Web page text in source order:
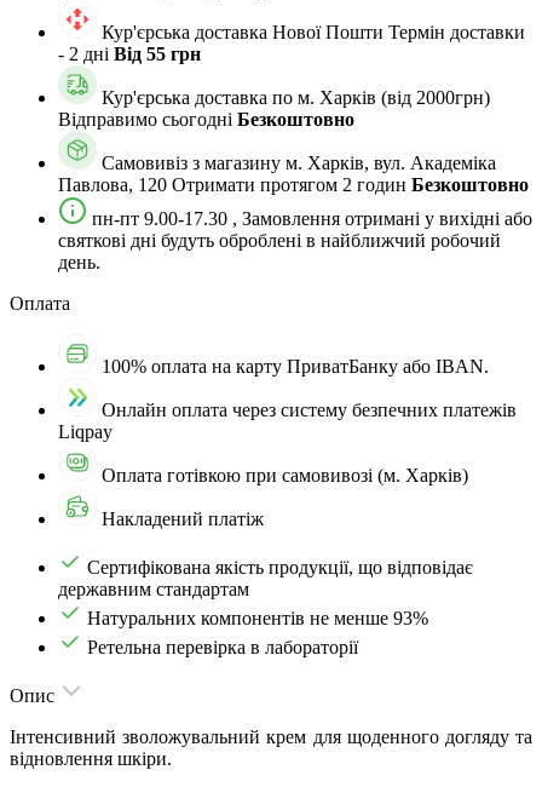
Кур'єрська доставка Нової Пошти Термін доставки
- 2 дні Від 55 грн
Кур'єрська доставка по м. Харкiв (від 2000грн)
Відправимо сьогодні Безкоштовно
Самовивіз з магазину м. Харків, вул. Академіка
Павлова, 120 Отримати протягом 2 годин Безкоштовно
пн-пт 9.00-17.30 , Замовлення отримані у вихідні або
святкові дні будуть оброблені в найближчий робочий
день.
Оплата
100% оплата на карту ПриватБанку або IBAN.
Онлайн оплата через систему безпечних платежів
Liqpay
Оплата готівкою при самовивозі (м. Харків)
Накладений платіж
Сертифікована якість продукції, що відповідає
державним стандартам
Натуральних компонентів не менше 93%
Ретельна перевірка в лабораторії
Опис
Інтенсивний зволожувальний крем для щоденного догляду та
відновлення шкіри.